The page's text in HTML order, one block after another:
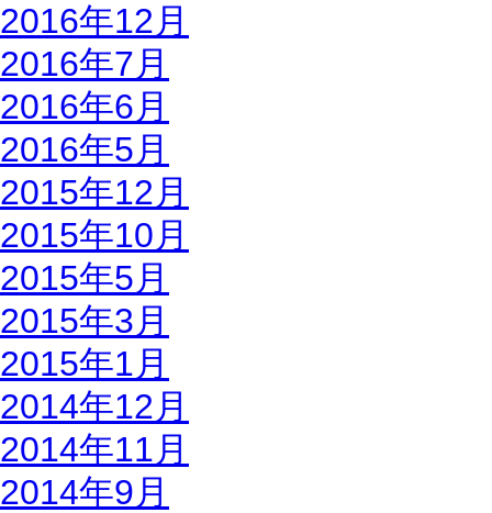
2016年12月
2016年7月
2016年6月
2016年5月
2015年12月
2015年10月
2015年5月
2015年3月
2015年1月
2014年12月
2014年11月
2014年9月